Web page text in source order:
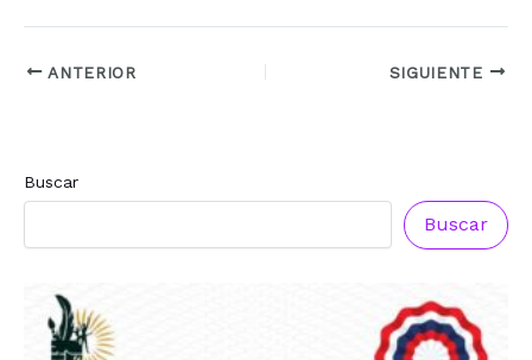
ANTERIOR SIGUIENTE
Buscar
Buscar